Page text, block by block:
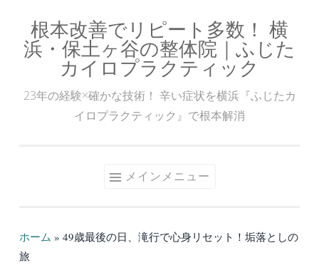
ン
根本改善でリピート多数！ 横
浜・保土ヶ谷の整体院｜ふじた
カイロプラクティック
23年の経験×確かな技術！ 辛い症状を横浜『ふじたカ
イロプラクティック』で根本解消
メインメニュー
ホーム » 49歳最後の日、滝行で心身リセット！垢落としの
旅